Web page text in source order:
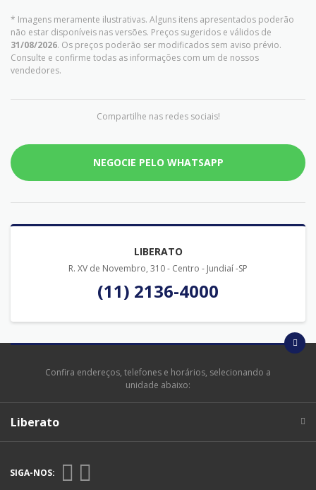
* Imagens meramente ilustrativas. Alguns itens apresentados poderão
não estar disponíveis nas versões. Preços sugeridos e válidos de
31/08/2026. Os preços poderão ser modificados sem aviso prévio.
Consulte e confirme todas as informações com um de nossos
vendedores.
Compartilhe nas redes sociais!
NEGOCIE PELO WHATSAPP
LIBERATO
R. XV de Novembro, 310 - Centro - Jundiaí -SP
(11) 2136-4000
Confira endereços, telefones e horários, selecionando a
unidade abaixo:
Liberato
SIGA-NOS: